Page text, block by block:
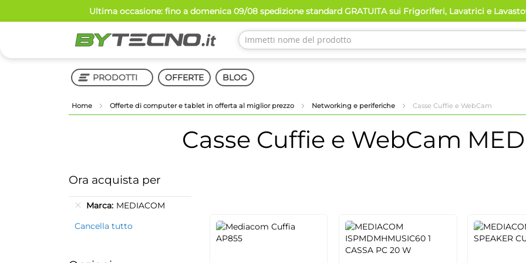
contenuto
Ultima occasione: fino a domenica 09/08 spedizione standard GRATUITA sui Frigoriferi, Lavatrici e
PRODOTTI OFFERTE BLOG
Home Offerte di computer e tablet in offerta al miglior prezzo Networking e periferiche Casse Cuffie e WebCam
Casse Cuffie e WebCam
Ora acquista per
Marca MEDIACOM
Cancella tutto